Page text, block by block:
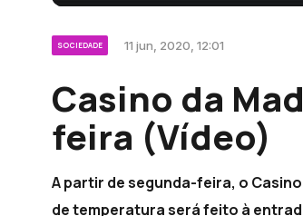
SOCIEDADE 11 jun, 2020, 12:01
Casino da
feira (Vídeo)
A partir de segunda-feira, o
de temperatura será feito à